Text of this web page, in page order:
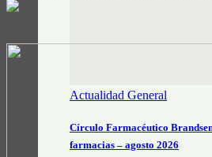
Actualidad General
Círculo Farmacéutico
farmacias – agosto 2026